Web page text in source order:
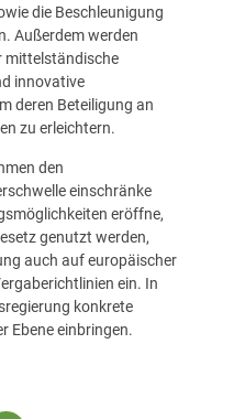
die Beschleunigung
Außerdem werden
mittelständische
innovative
deren Beteiligung an
zu erleichtern.
den
einschränke
eröffne,
genutzt werden,
auch auf europäischer
ein. In
konkrete
Ebene einbringen.